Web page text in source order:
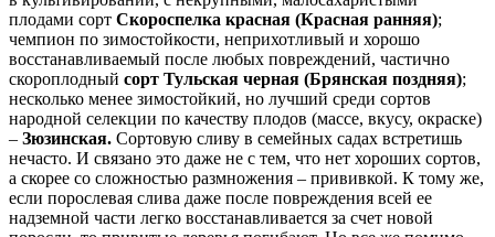
плодами сорт Скороспелка красная (Красная ранняя);
чемпион по зимостойкости, неприхотливый и хорошо
восстанавливаемый после любых повреждений, частично
скороплодный сорт Тульская черная (Брянская поздняя);
несколько менее зимостойкий, но лучший среди сортов
народной селекции по качеству плодов (массе, вкусу, окраске)
– Зюзинская. Сортовую сливу в семейных садах встретишь
нечасто. И связано это даже не с тем, что нет хороших сортов,
а скорее со сложностью размножения – прививкой. К тому же,
если порослевая слива даже после повреждения всей ее
надземной части легко восстанавливается за счет новой